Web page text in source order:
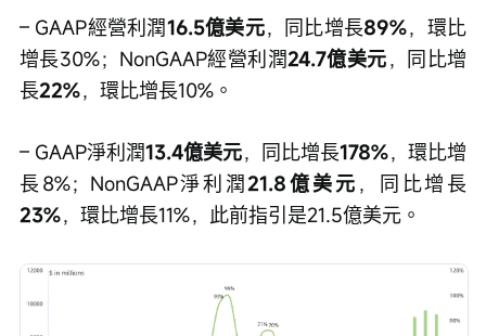
– GAAP經營利潤16.5億美元，同比增長89%，環比
增長30%；NonGAAP經營利潤24.7億美元，同比增
長22%，環比增長10%。
– GAAP淨利潤13.4億美元，同比增長178%，環比增
長8%；NonGAAP淨利潤21.8億美元 ，同比增長
23%，環比增長11%，此前指引是21.5億美元。